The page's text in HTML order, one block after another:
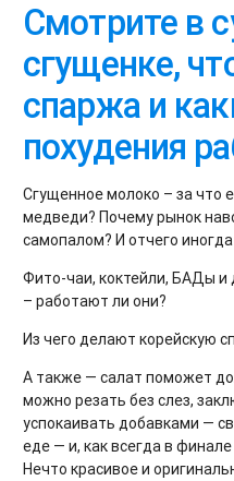
Смотрите в
сгущенке,
спаржа и
похудения
Сгущенное молоко – за что
медведи? Почему рынок
самопалом? И отчего
Фито-чаи, коктейли, БАДы и
– работают ли они?
Из чего делают корейскую
А также — салат поможет
можно резать без слез,
успокаивать добавками —
еде — и, как всегда в
Нечто красивое и